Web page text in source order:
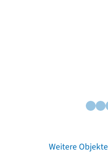
Weitere Objekte